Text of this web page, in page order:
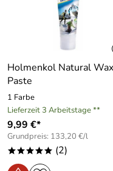
Holmenkol Natural Wax
Paste
1 Farbe
Lieferzeit 3 Arbeitstage **
9,99 €*
Grundpreis: 133,20 €/l
***** (2)